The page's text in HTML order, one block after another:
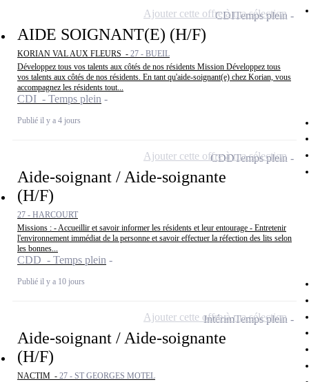
AIDE SOIGNANT(E) (H/F)
KORIAN VAL AUX FLEURS - 27 - BUEIL
Développez tous vos talents aux côtés de nos résidents Mission Développez tous
vos talents aux côtés de nos résidents. En tant qu'aide-soignant(e) chez Korian, vous
accompagnez les résidents tout...
CDI - Temps plein
Publié il y a 4 jours
CDITemps plein
Ajouter cette offre à ma sélection
Aide-soignant / Aide-soignante
(H/F)
27 - HARCOURT
Missions : - Accueillir et savoir informer les résidents et leur entourage - Entretenir
l'environnement immédiat de la personne et savoir effectuer la réfection des lits selon
les bonnes...
CDD - Temps plein
Publié il y a 10 jours
CDDTemps plein
Ajouter cette offre à ma sélection
Aide-soignant / Aide-soignante
(H/F)
NACTIM - 27 - ST GEORGES MOTEL
IntérimTemps plein
Ajouter cette offre à ma sélection